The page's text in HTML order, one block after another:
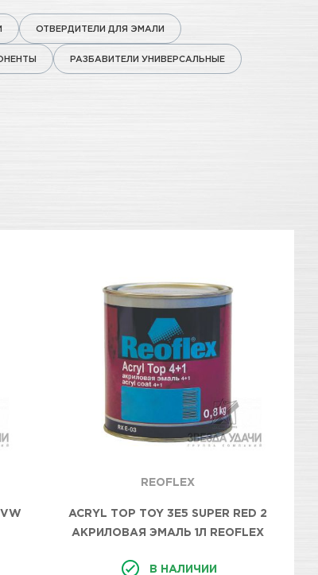
ОТВЕРДИТЕЛИ ДЛЯ ЭМАЛИ
РАЗБАВИТЕЛИ УНИВЕРСАЛЬНЫЕ
REOFLEX
ACRYL TOP TOY 3E5 SUPER RED 2
АКРИЛОВАЯ ЭМАЛЬ 1Л REOFLEX
В НАЛИЧИИ